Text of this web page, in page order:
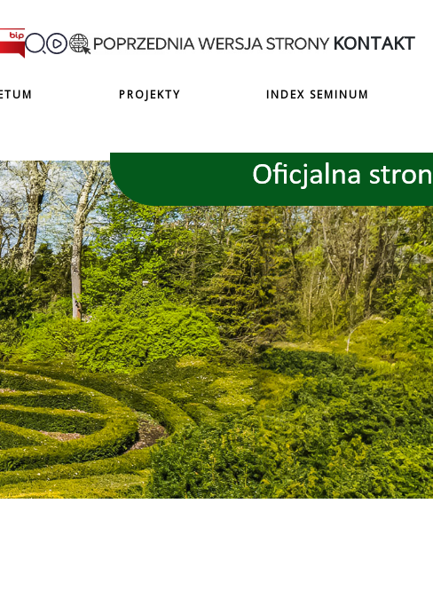
KONTAKT
PROJEKTY INDEX SEMINUM